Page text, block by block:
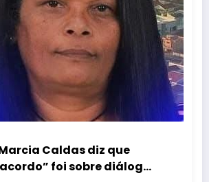
Caldas diz que
foi sobre diálogo